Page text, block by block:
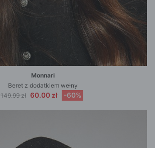
Monnari
Beret z dodatkiem wełny
149.99 zł 60.00 zł -60%